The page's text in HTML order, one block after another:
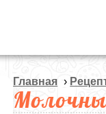
Главная ›